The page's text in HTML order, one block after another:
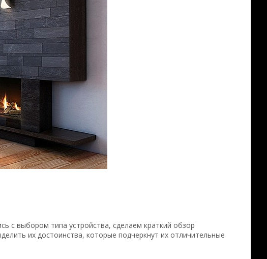
с выбором типа устройства, сделаем краткий обзор
их достоинства, которые подчеркнут их отличительные